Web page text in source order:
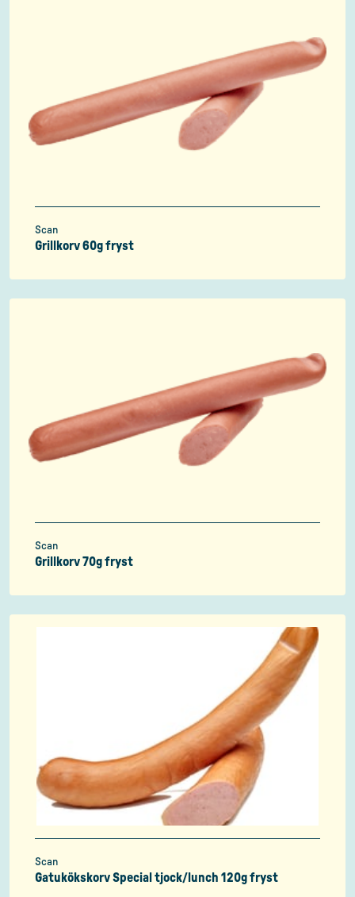
Scan
Grillkorv 60g fryst
Scan
Grillkorv 70g fryst
Scan
Gatukökskorv Special tjock/lunch 120g fryst